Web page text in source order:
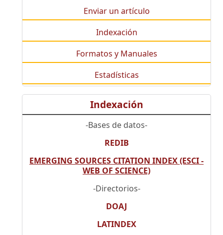
Enviar un artículo
Indexación
Formatos y Manuales
Estadísticas
Indexación
-Bases de datos-
REDIB
EMERGING SOURCES CITATION INDEX (ESCI -
WEB OF SCIENCE)
-Directorios-
DOAJ
LATINDEX